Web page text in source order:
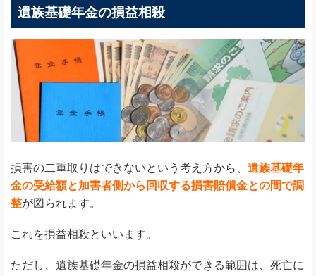
遺族基礎年金の損益相殺
損害の二重取りはできないという考え方から、 遺族基礎年
金の受給額と加害者側から回収する損害賠償金との間で調
整が図られます。
これを損益相殺といいます。
ただし、遺族基礎年金の損益相殺ができる範囲は、死亡に